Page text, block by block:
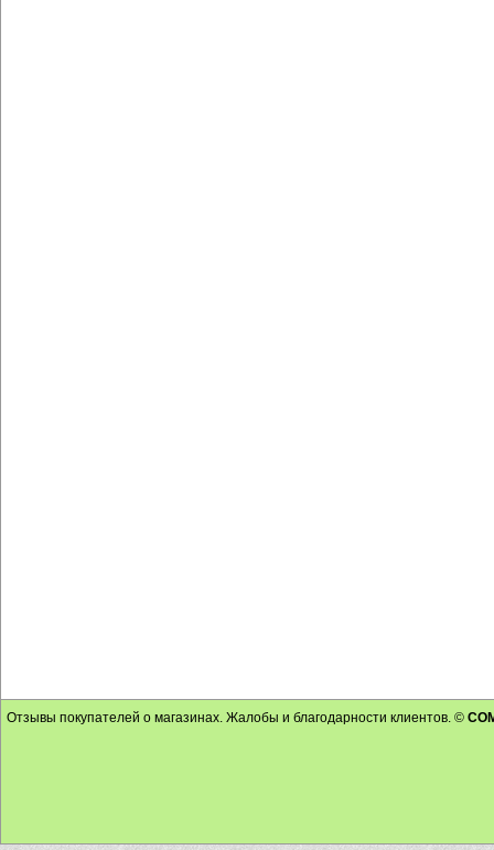
Отзывы покупателей о магазинах. Жалобы и благодарности клиентов. ©